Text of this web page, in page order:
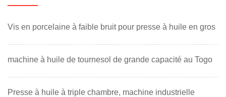
Vis en porcelaine à faible bruit pour presse à huile en gros
machine à huile de tournesol de grande capacité au Togo
Presse à huile à triple chambre, machine industrielle